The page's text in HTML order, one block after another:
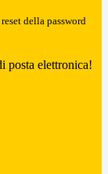
della password
posta elettronica!